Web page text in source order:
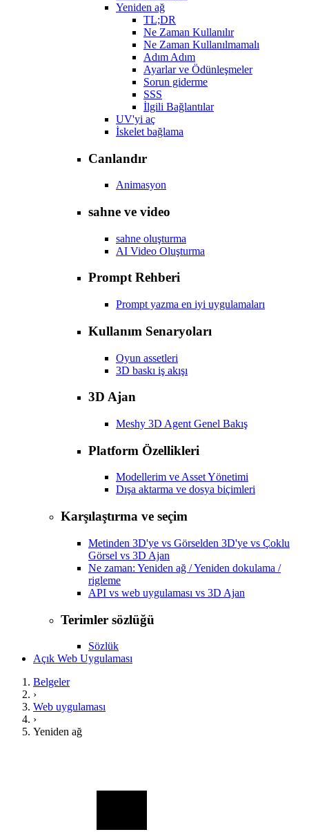
Yeniden ağ
TL;DR
Ne Zaman Kullanılır
Ne Zaman Kullanılmamalı
Adım Adım
Ayarlar ve Ödünleşmeler
Sorun giderme
SSS
İlgili Bağlantılar
UV'yi aç
İskelet bağlama
Canlandır
Animasyon
sahne ve video
sahne oluşturma
AI Video Oluşturma
Prompt Rehberi
Prompt yazma en iyi uygulamaları
Kullanım Senaryoları
Oyun assetleri
3D baskı iş akışı
3D Ajan
Meshy 3D Agent Genel Bakış
Platform Özellikleri
Modellerim ve Asset Yönetimi
Dışa aktarma ve dosya biçimleri
Karşılaştırma ve seçim
Metinden 3D'ye vs Görselden 3D'ye vs Çoklu
Görsel vs 3D Ajan
Ne zaman: Yeniden ağ / Yeniden dokulama /
rigleme
API vs web uygulaması vs 3D Ajan
Terimler sözlüğü
Sözlük
Açık Web Uygulaması
Belgeler
›
Web uygulaması
›
Yeniden ağ